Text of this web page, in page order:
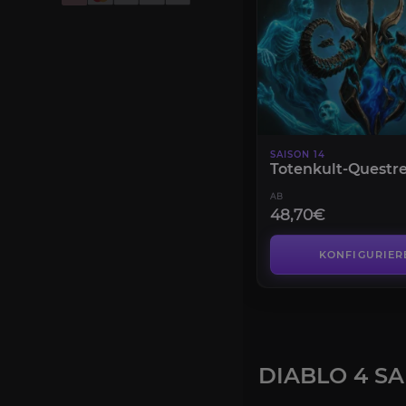
SAISON 14
Totenkult-
AB
48,70€
DIABLO 4